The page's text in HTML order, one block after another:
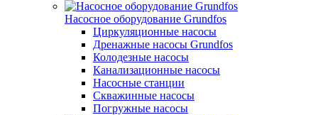
Насосное оборудование Grundfos
Циркуляционные насосы
Дренажные насосы Grundfos
Колодезные насосы
Канализационные насосы
Насосные станции
Скважинные насосы
Погружные насосы